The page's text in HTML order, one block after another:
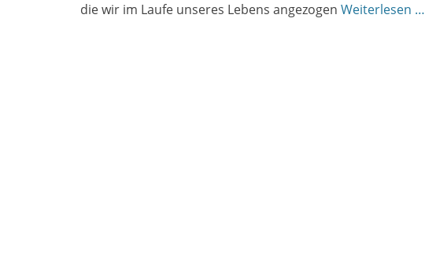
die wir im Laufe unseres Lebens angezogen Weiterlesen …